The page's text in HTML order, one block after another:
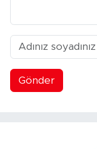
Gönder